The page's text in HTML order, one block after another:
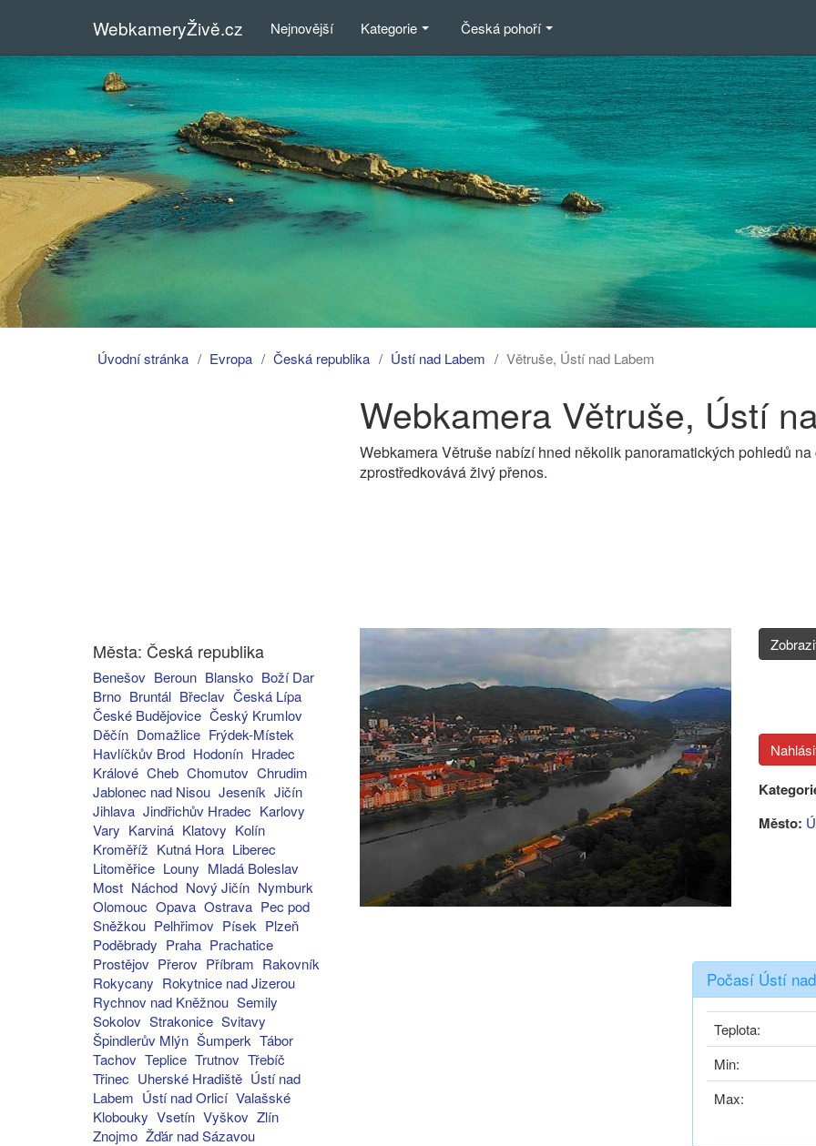
WebkameryŽivě.cz Nejnovější Kategorie Česká pohoří
Úvodní stránka Evropa Česká republika Ústí nad Labem Větruše, Ústí nad Labem
Města: Česká republika
Benešov Beroun Blansko Boží Dar
Brno Bruntál Břeclav Česká Lípa
České Budějovice Český Krumlov
Děčín Domažlice Frýdek-Místek
Havlíčkův Brod Hodonín Hradec
Králové Cheb Chomutov Chrudim
Jablonec nad Nisou Jeseník Jičín
Jihlava Jindřichův Hradec Karlovy
Vary Karviná Klatovy Kolín
Kroměříž Kutná Hora Liberec
Litoměřice Louny Mladá Boleslav
Most Náchod Nový Jičín Nymburk
Olomouc Opava Ostrava Pec pod
Sněžkou Pelhřimov Písek Plzeň
Poděbrady Praha Prachatice
Prostějov Přerov Příbram Rakovník
Rokycany Rokytnice nad Jizerou
Rychnov nad Kněžnou Semily
Sokolov Strakonice Svitavy
Špindlerův Mlýn Šumperk Tábor
Tachov Teplice Trutnov Třebíč
Třinec Uherské Hradiště Ústí nad
Labem Ústí nad Orlicí Valašské
Klobouky Vsetín Vyškov Zlín
Znojmo Žďár nad Sázavou
Webkamera Větruše, Ústí
Webkamera Větruše nabízí hned několik panoramatických pohledů
zprostředkovává živý přenos.
Město:
Počasí Ústí
Teplota:
Min:
Max: